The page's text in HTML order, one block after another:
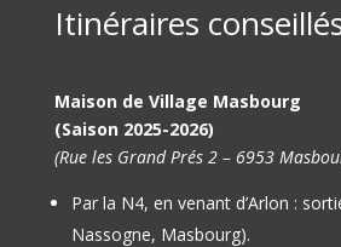
Itinéraires
Maison de Village Masbourg
(Saison 2025-2026)
(Rue les Grand Prés 2 – 6953
Par la N4, en venant d’Arlon :
Nassogne, Masbourg).